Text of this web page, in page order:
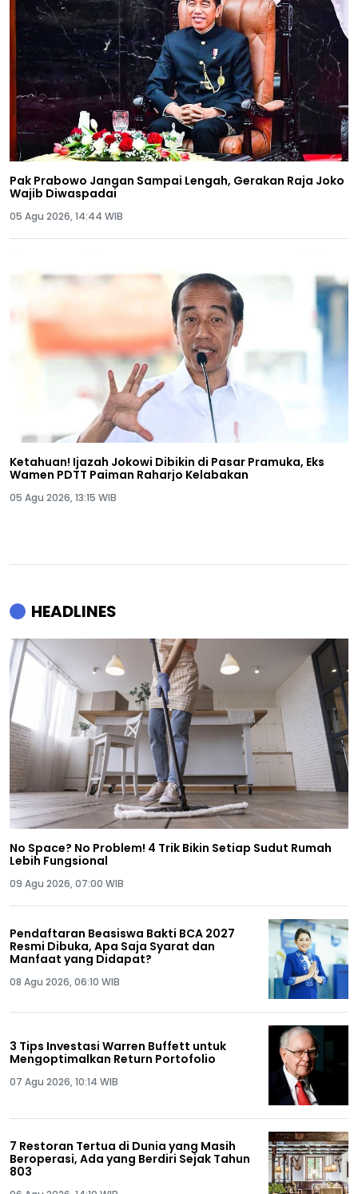
Pak Prabowo Jangan Sampai Lengah, Gerakan Raja Joko
Wajib Diwaspadai
05 Agu 2026, 14:44 WIB
Ketahuan! Ijazah Jokowi Dibikin di Pasar Pramuka, Eks
Wamen PDTT Paiman Raharjo Kelabakan
05 Agu 2026, 13:15 WIB
HEADLINES
No Space? No Problem! 4 Trik Bikin Setiap Sudut Rumah
Lebih Fungsional
09 Agu 2026, 07:00 WIB
Pendaftaran Beasiswa Bakti BCA 2027
Resmi Dibuka, Apa Saja Syarat dan
Manfaat yang Didapat?
08 Agu 2026, 06:10 WIB
3 Tips Investasi Warren Buffett untuk
Mengoptimalkan Return Portofolio
07 Agu 2026, 10:14 WIB
7 Restoran Tertua di Dunia yang Masih
Beroperasi, Ada yang Berdiri Sejak Tahun
803